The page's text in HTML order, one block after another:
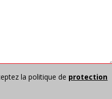
la politique de protection